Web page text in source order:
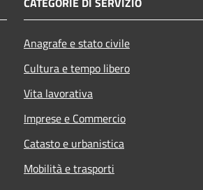
Anagrafe e stato civile
Cultura e tempo libero
Vita lavorativa
Imprese e Commercio
Catasto e urbanistica
Mobilità e trasporti